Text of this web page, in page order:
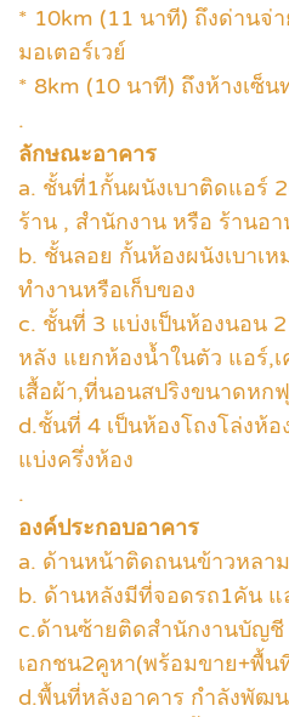
* 10km (11 นาที) ถึงด่านจ่
มอเตอร์เวย์
* 8km (10 นาที) ถึงห้างเซ็น
.
ลักษณะอาคาร
a. ชั้นที่1กั้นผนังเบาติดแอร์
ร้าน , สำนักงาน หรือ ร้านอ
b. ชั้นลอย กั้นห้องผนังเบาเห
ทำงานหรือเก็บของ
c. ชั้นที่ 3 แบ่งเป็นห้องนอน
หลัง แยกห้องน้ำในตัว แอร์,
เสื้อผ้า,ที่นอนสปริงขนาดหก
d.ชั้นที่ 4 เป็นห้องโถงโล่งห้
แบ่งครึ่งห้อง
.
องค์ประกอบอาคาร
a. ด้านหน้าติดถนนข้าวหลา
b. ด้านหลังมีที่จอดรถ1คัน แ
c.ด้านซ้ายติดสำนักงานบัญ
เอกชน2คูหา(พร้อมขาย+พื้น
d.พื้นที่หลังอาคาร กำลังพัฒ